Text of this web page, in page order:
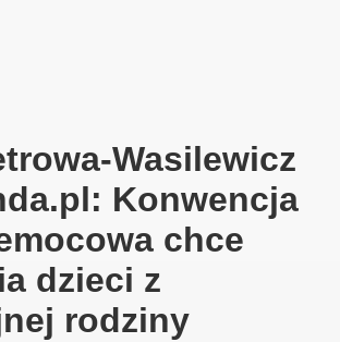
Wasilewicz
Konwencja
chce
dzieci z
rodziny